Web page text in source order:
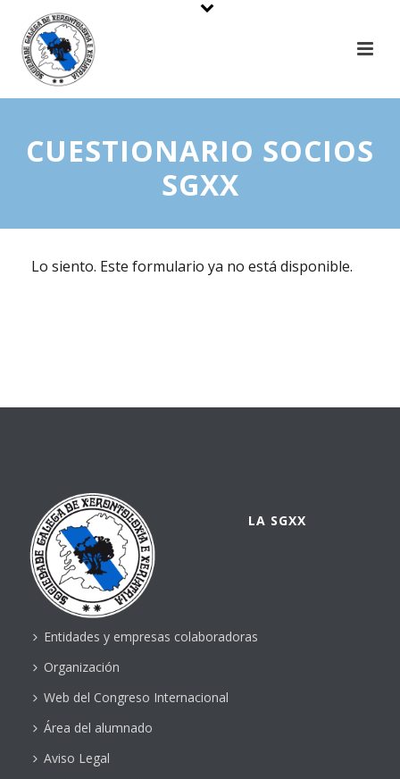
CUESTIONARIO SOCIOS
SGXX
Lo siento. Este formulario ya no está disponible.
LA SGXX
Entidades y empresas colaboradoras
Organización
Web del Congreso Internacional
Área del alumnado
Aviso Legal